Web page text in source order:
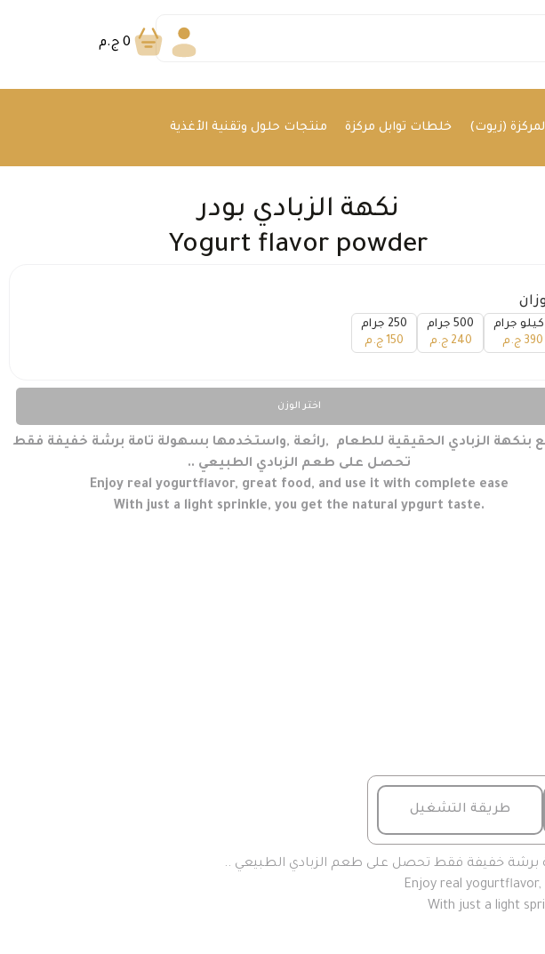
0 ج.م
(زيوت) خلطات توابل مركزة منتجات حلول وتقنية الأغذية
نكهة الزبادي بودر
Yogurt flavor powder
390 ج.م
500 جرام
240 ج.م
250 جرام
150 ج.م
اختر الوزن
بنكهة الزبادي الحقيقية للطعام ,رائعة ,واستخدمها بسهولة تامة برشة خفيفة فقط
تحصل على طعم الزبادي الطبيعي ..
Enjoy real yogurtflavor, great food, and use it with complete ease
With just a light sprinkle, you get the natural ypgurt taste.
طريقة التشغيل
برشة خفيفة فقط تحصل على طعم الزبادي الطبيعي ..
Enjoy real
With just a light